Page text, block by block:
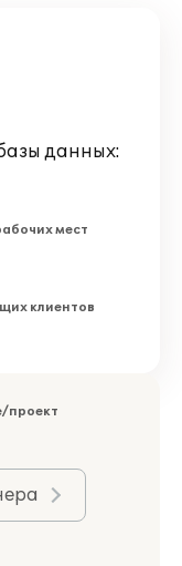
данных:
мест
клиентов
проект